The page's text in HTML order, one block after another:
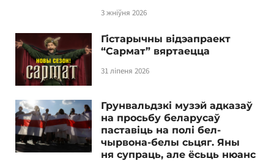
3 жніўня 2026
Гістарычны відэапраект
“Сармат” вяртаецца
31 ліпеня 2026
Грунвальдзкі музэй адказаў
на просьбу беларусаў
паставіць на полі бел-
чырвона-белы сьцяг. Яны
ня супраць, але ёсьць нюанс